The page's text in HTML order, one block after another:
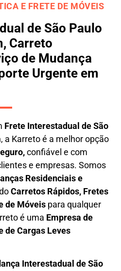
E FRETE DE MÓVEIS
de São Paulo
Carreto
de Mudança
Urgente em
Frete Interestadual de São
, a Karreto é a melhor opção
confiável e com
e empresas. Somos
Residenciais e
Carretos Rápidos, Fretes
de Móveis para qualquer
é uma Empresa de
de Cargas Leves
Interestadual de São